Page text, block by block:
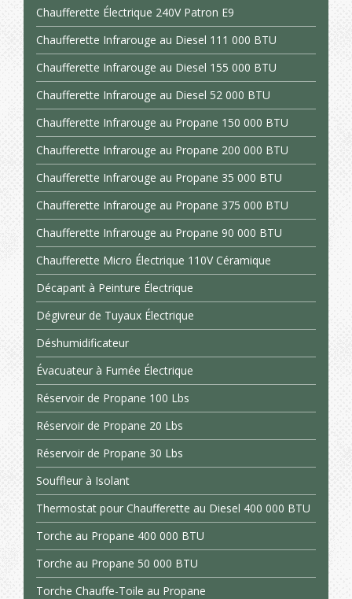
Chaufferette Électrique 240V Patron E9
Chaufferette Infrarouge au Diesel 111 000 BTU
Chaufferette Infrarouge au Diesel 155 000 BTU
Chaufferette Infrarouge au Diesel 52 000 BTU
Chaufferette Infrarouge au Propane 150 000 BTU
Chaufferette Infrarouge au Propane 200 000 BTU
Chaufferette Infrarouge au Propane 35 000 BTU
Chaufferette Infrarouge au Propane 375 000 BTU
Chaufferette Infrarouge au Propane 90 000 BTU
Chaufferette Micro Électrique 110V Céramique
Décapant à Peinture Électrique
Dégivreur de Tuyaux Électrique
Déshumidificateur
Évacuateur à Fumée Électrique
Réservoir de Propane 100 Lbs
Réservoir de Propane 20 Lbs
Réservoir de Propane 30 Lbs
Souffleur à Isolant
Thermostat pour Chaufferette au Diesel 400 000 BTU
Torche au Propane 400 000 BTU
Torche au Propane 50 000 BTU
Torche Chauffe-Toile au Propane